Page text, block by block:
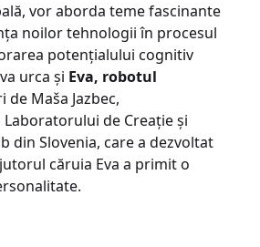
vor aborda teme fascinante
noilor tehnologii în procesul
potențialului cognitiv
urca și Eva, robotul
de Maša Jazbec,
de Creație și
din Slovenia, care a dezvoltat
căruia Eva a primit o